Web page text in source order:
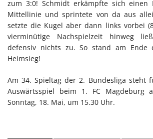
zum 3:0! Schmidt erkämpfte sich
Mittellinie und sprintete von da aus
setzte die Kugel aber dann links vorbei
vierminütige Nachspielzeit hinweg
defensiv nichts zu. So stand am Ende
Heimsieg!
Am 34. Spieltag der 2. Bundesliga steht
Auswärtsspiel beim 1. FC Magdeburg
Sonntag, 18. Mai, um 15.30 Uhr.